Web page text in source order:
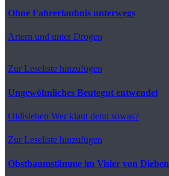
Ohne Fahrerlaubnis unterwegs
Artern und unter Drogen
Zur Leseliste hinzufügen
Ungewöhnliches Beutegut entwendet
Oldisleben Wer klaut denn sowas?
Zur Leseliste hinzufügen
Obstbaumstämme im Visier von Dieben